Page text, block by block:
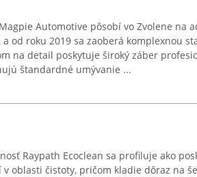
Automotive pôsobí vo Zvolene na
a od roku 2019 sa zaoberá komplexnou
na detail poskytuje široký záber
štandardné umývanie ...
Raypath Ecoclean sa profiluje ako
v oblasti čistoty, pričom kladie dôraz na